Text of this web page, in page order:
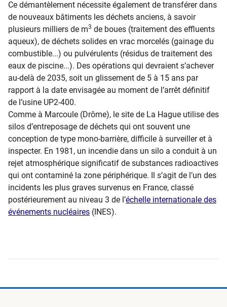
Ce démantèlement nécessite également de transférer dans
de nouveaux bâtiments les déchets anciens, à savoir
plusieurs milliers de m3 de boues (traitement des effluents
aqueux), de déchets solides en vrac morcelés (gainage du
combustible...) ou pulvérulents (résidus de traitement des
eaux de piscine...). Des opérations qui devraient s’achever
au-delà de 2035, soit un glissement de 5 à 15 ans par
rapport à la date envisagée au moment de l’arrêt définitif
de l’usine UP2-400.
Comme à Marcoule (Drôme), le site de La Hague utilise des
silos d’entreposage de déchets qui ont souvent une
conception de type mono-barrière, difficile à surveiller et à
inspecter. En 1981, un incendie dans un silo a conduit à un
rejet atmosphérique significatif de substances radioactives
qui ont contaminé la zone périphérique. Il s’agit de l’un des
incidents les plus graves survenus en France, classé
postérieurement au niveau 3 de l’échelle internationale des
événements nu​cléaires (INES).